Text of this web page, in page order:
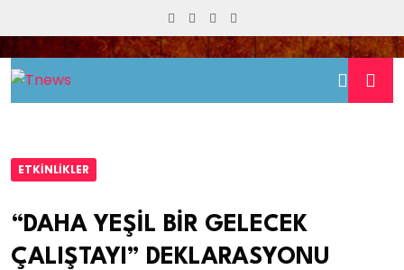
ETKINLIKLER
“DAHA YEŞİL BİR GELECEK
ÇALIŞTAYI” DEKLARASYONU